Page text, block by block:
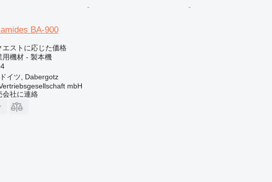
BA-900
エストに応じた価格
用機材 - 製本機
ドイツ, Dabergotz
mbH
会社に連絡